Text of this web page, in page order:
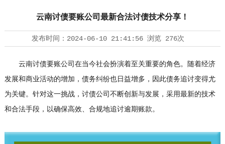
云南讨债要账公司最新合法讨债技术分享！
发布时间： 2024-06-10 21:41:56浏览 276次
云南讨债要账公司在当今社会扮演着至关重要的角色。随着经济
发展和商业活动的增加，债务纠纷也日益增多，因此债务追讨变得尤
为关键。针对这一挑战， 讨债公司 不断创新与发展，采用最新的技术
和合法手段，以确保高效、合规地追讨逾期账款。